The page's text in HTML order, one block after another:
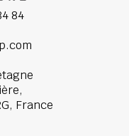
84
France